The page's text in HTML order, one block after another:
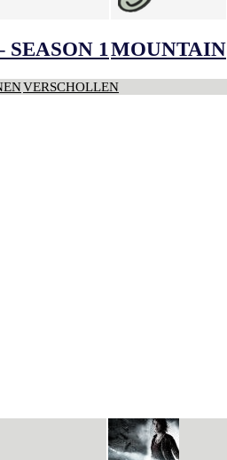
1MOUNTAIN
VERSCHOLLEN